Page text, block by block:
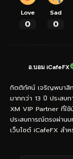
Love
0
Sad
0
อ.บอม iCafeFX
กิตติทัศน์ เจริญพนาสิ
มากกว่า 13 ปี ประสบ
XM VIP Partner ที่ใ
ประสบการณ์ตรงผ่าน
เว็บไซต์ iCafeFX สำ